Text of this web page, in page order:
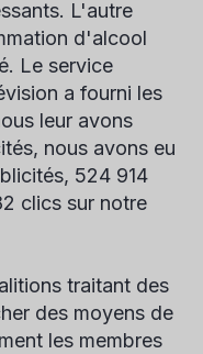
L'autre
d'alcool
Le service
a fourni les
leur avons
nous avons eu
524 914
clics sur notre
traitant des
des moyens de
les membres